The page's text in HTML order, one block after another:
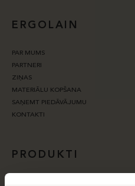
ERGOLAIN
PAR MUMS
PARTNERI
ZIŅAS
MATERIĀLU KOPŠANA
SAŅEMT PIEDĀVĀJUMU
KONTAKTI
PRODUKTI